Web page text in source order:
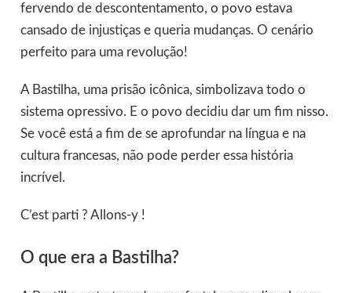
fervendo de descontentamento, o povo estava
cansado de injustiças e queria mudanças. O cenário
perfeito para uma revolução!
A Bastilha, uma prisão icônica, simbolizava todo o
sistema opressivo. E o povo decidiu dar um fim nisso.
Se você está a fim de se aprofundar na língua e na
cultura francesas, não pode perder essa história
incrível.
C’est parti ? Allons-y !
O que era a Bastilha?